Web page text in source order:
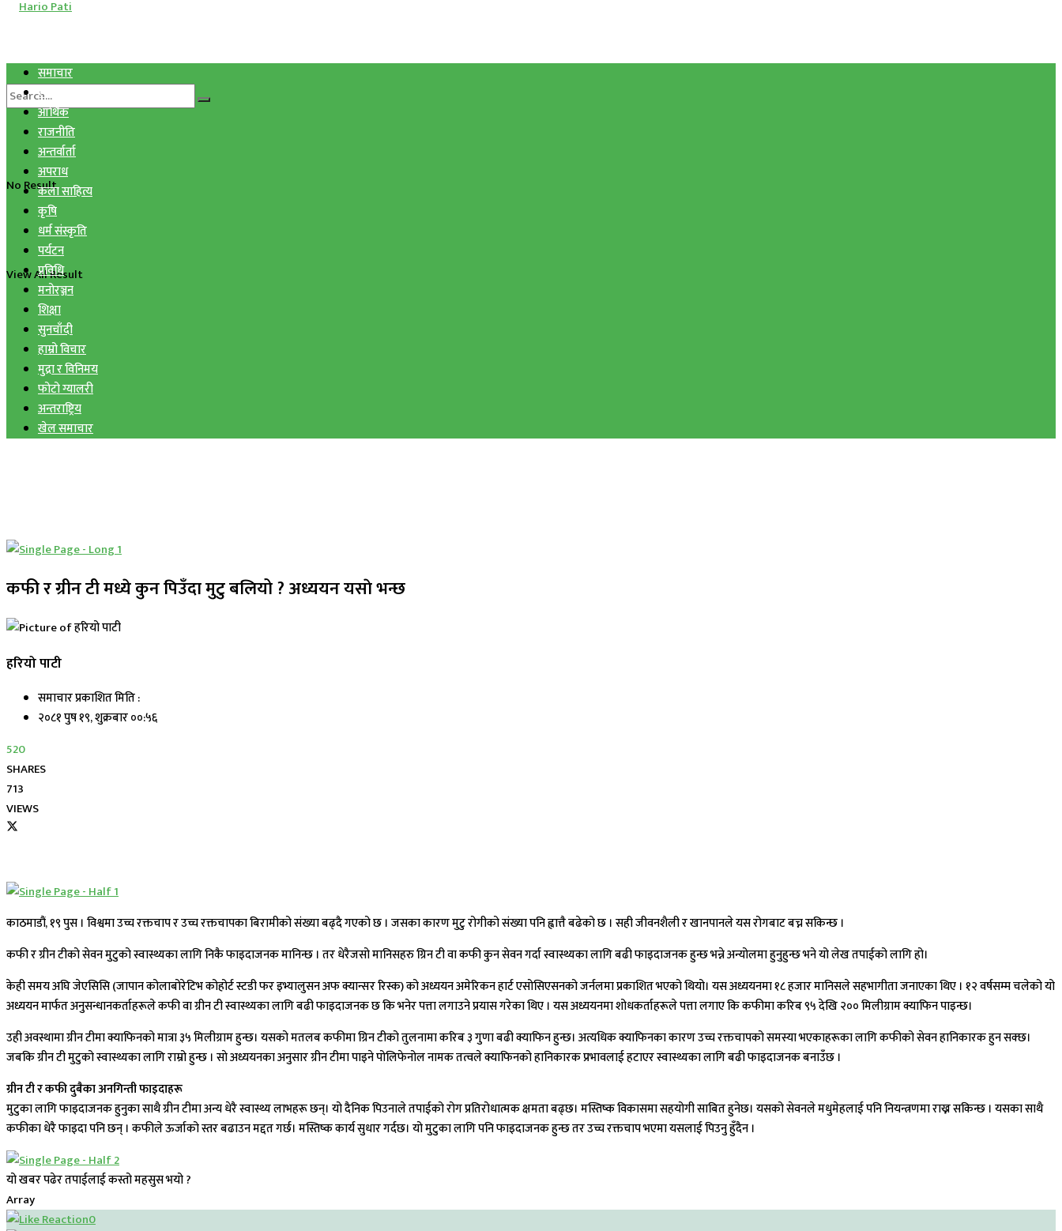
No Result
View All Result
समाचार
स्वास्थ्य
आर्थिक
राजनीति
अन्तर्वार्ता
अपराध
कला साहित्य
कृषि
धर्म संस्कृति
पर्यटन
प्रविधि
मनोरञ्जन
शिक्षा
सुनचाँदी
हाम्रो विचार
मुद्रा र विनिमय
फोटो ग्यालरी
अन्तराष्ट्रिय
खेल समाचार
कफी र ग्रीन टी मध्ये कुन पिउँदा मुटु बलियो ? अध्ययन यसाे भन्छ
हरियो पाटी
समाचार प्रकाशित मिति :
२०८१ पुष १९, शुक्रबार ००:५६
520
SHARES
713
VIEWS
काठमाडौं, १९ पुस । विश्वमा उच्च रक्तचाप र उच्च रक्तचापका बिरामीको संख्या बढ्दै गएको छ । जसका कारण मुटु रोगीको संख्या पनि ह्वात्तै बढेको छ । सही जीवनशैली र खानपानले यस रोगबाट बच्न सकिन्छ ।
कफी र ग्रीन टीको सेवन मुटुको स्वास्थ्यका लागि निकै फाइदाजनक मानिन्छ । तर धेरैजसो मानिसहरु ग्रिन टी वा कफी कुन सेवन गर्दा स्वास्थ्यका लागि बढी फाइदाजनक हुन्छ भन्ने अन्योलमा हुनुहुन्छ भने यो लेख तपाईको लागि हो।
केही समय अघि जेएसिसि (जापान कोलाबोरेटिभ कोहोर्ट स्टडी फर इभ्यालुसन अफ क्यान्सर रिस्क) को अध्ययन अमेरिकन हार्ट एसोसिएसनको जर्नलमा प्रकाशित भएको थियो। यस अध्ययनमा १८ हजार मानिसले सहभागीता जनाएका थिए । १२ वर्षसम्म चलेको यो
अध्ययन मार्फत अनुसन्धानकर्ताहरूले कफी वा ग्रीन टी स्वास्थ्यका लागि बढी फाइदाजनक छ कि भनेर पत्ता लगाउने प्रयास गरेका थिए । यस अध्ययनमा शोधकर्ताहरूले पत्ता लगाए कि कफीमा करिब ९५ देखि २०० मिलीग्राम क्याफिन पाइन्छ।
उही अवस्थामा ग्रीन टीमा क्याफिनको मात्रा ३५ मिलीग्राम हुन्छ। यसको मतलब कफीमा ग्रिन टीको तुलनामा करिब ३ गुणा बढी क्याफिन हुन्छ। अत्यधिक क्याफिनका कारण उच्च रक्तचापको समस्या भएकाहरूका लागि कफीको सेवन हानिकारक हुन सक्छ।
जबकि ग्रीन टी मुटुको स्वास्थ्यका लागि राम्रो हुन्छ । साे अध्ययनका अनुसार ग्रीन टीमा पाइने पोलिफेनोल नामक तत्वले क्याफिनको हानिकारक प्रभावलाई हटाएर स्वास्थ्यका लागि बढी फाइदाजनक बनाउँछ ।
ग्रीन टी र कफी दुबैका अनगिन्ती फाइदाहरू
मुटुका लागि फाइदाजनक हुनुका साथै ग्रीन टीमा अन्य धेरै स्वास्थ्य लाभहरू छन्। यो दैनिक पिउनाले तपाईको रोग प्रतिरोधात्मक क्षमता बढ्छ। मस्तिष्क विकासमा सहयोगी साबित हुनेछ। यसको सेवनले मधुमेहलाई पनि नियन्त्रणमा राख्न सकिन्छ । यसका साथै
कफीका धेरै फाइदा पनि छन् । कफीले ऊर्जाको स्तर बढाउन मद्दत गर्छ। मस्तिष्क कार्य सुधार गर्दछ। यो मुटुका लागि पनि फाइदाजनक हुन्छ तर उच्च रक्तचाप भएमा यसलाई पिउनु हुँदैन ।
यो खबर पढेर तपाईलाई कस्तो महसुस भयो ?
Array
0